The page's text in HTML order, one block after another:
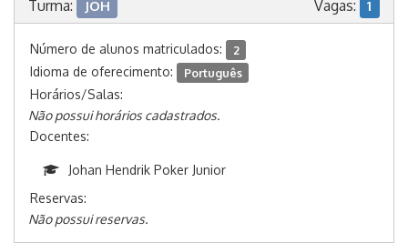
Turma: JOH Vagas: 1
Número de alunos matriculados: 2
Idioma de oferecimento: Português
Horários/Salas:
Não possui horários cadastrados.
Docentes:
Johan Hendrik Poker Junior
Reservas:
Não possui reservas.